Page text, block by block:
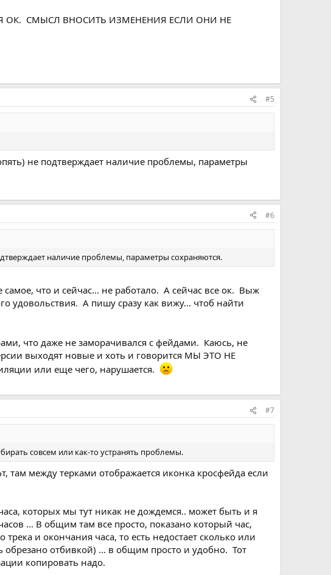
ОК. СМЫСЛ ВНОСИТЬ ИЗМЕНЕНИЯ ЕСЛИ ОНИ НЕ
#5
не подтверждает наличие проблемы, параметры
#6
наличие проблемы, параметры сохраняются.
что и сейчас... не работало. А сейчас все ок. Выж
удовольствия. А пишу сразу как вижу... чтоб найти
что даже не заморачивался с фейдами. Каюсь, не
выходят новые и хоть и говорится МЫ ЭТО НЕ
или еще чего, нарушается.
#7
совсем или как-то устранять проблемы.
там между терками отображается иконка кросфейда если
которых мы тут никак не дождемся.. может быть и я
... В общим там все просто, показано который час,
и окончания часа, то есть недостает сколько или
обрезано отбивкой) ... в общим просто и удобно. Тот
копировать надо.